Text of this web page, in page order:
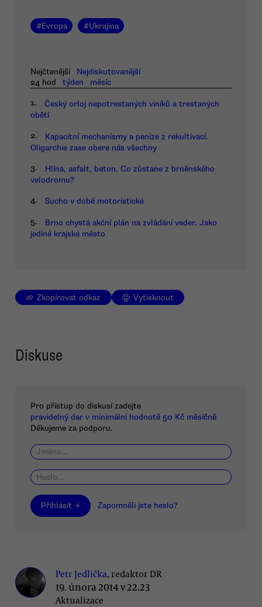
#Evropa #Ukrajina
Nejčtenější
Nejdiskutovanější
24 hod
týden měsíc
1.
Český orloj nepotrestaných viníků a trestaných
obětí
2.
Kapacitní mechanismy a peníze z rekultivací.
Oligarchie zase obere nás všechny
3.
Hlína, asfalt, beton. Co zůstane z brněnského
velodromu?
4. Sucho v době motoristické
5.
Brno chystá akční plán na zvládání veder. Jako
jediné krajské město
Zkopírovat odkaz Vytisknout
Diskuse
Pro přístup do diskusí zadejte
pravidelný dar v minimální hodnotě 50 Kč měsíčně
Děkujeme za podporu.
Přihlásit → Zapomněli jste heslo?
Petr Jedlička, redaktor DR
19. února 2014 v 22.23
Aktualizace